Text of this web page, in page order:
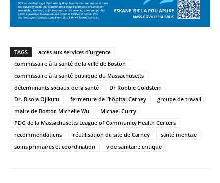
TAGS
accès aux services d’urgence
commissaire à la santé de la ville de Boston
commissaire à la santé publique du Massachusetts
déterminants sociaux de la santé
Dr Robbie Goldstein
Dr. Bisola Ojikutu
fermeture de l’hôpital Carney
groupe de travail
maire de Boston Michelle Wu
Michael Curry
PDG de la Massachusetts League of Community Health Centers
recommendations
réutilisation du site de Carney
santé mentale
soins primaires et coordination
vide sanitaire critique